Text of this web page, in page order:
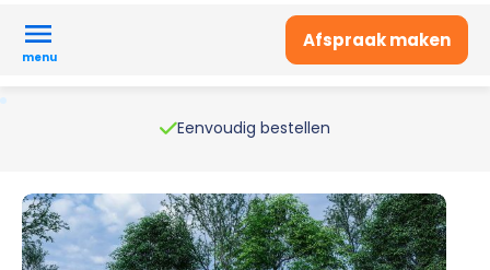
menu
Afspraak maken
Eenvoudig bestellen